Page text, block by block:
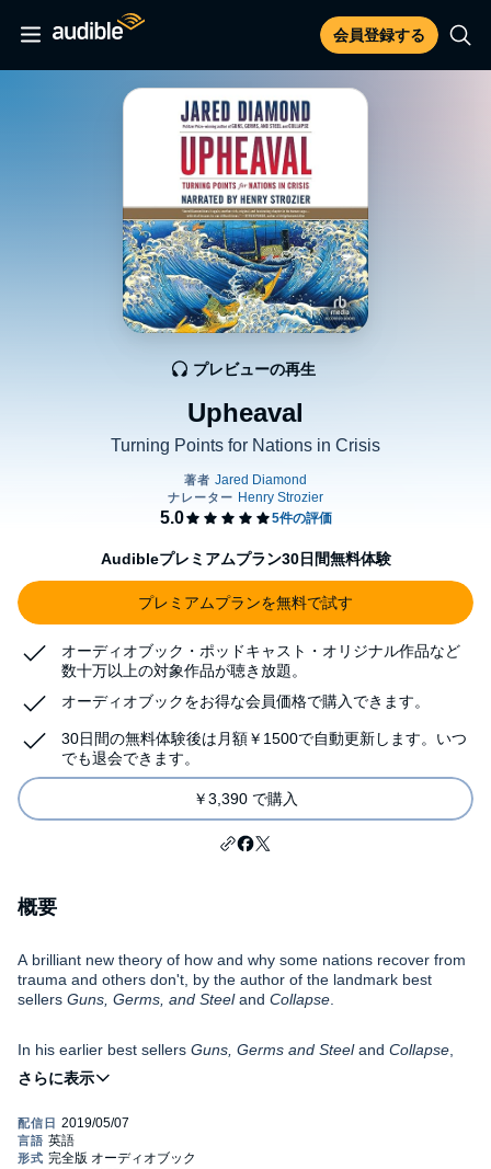
会員登録する
Upheaval
Turning Points for Nations in Crisis
プレビューの再生
Audibleプレミアムプラン30日間無料体験
プレミアムプランを無料で試す
オーディオブック・ポッドキャスト・オリジナル作品など
数十万以上の対象作品が聴き放題。
オーディオブックをお得な会員価格で購入できます。
30日間の無料体験後は月額￥1500で自動更新します。いつ
でも退会できます。
￥3,390 で購入
概要
A brilliant new theory of how and why some nations recover from
trauma and others don't, by the author of the landmark best
sellers Guns, Germs, and Steeland Collapse
In his earlier best sellers Guns, Germs and Steeland Collapse
Jared Diamond transformed our understanding of what makes
civilizations rise and fall. Now, in the final audiobook in this
from crisis through selective change - a coping mechanism more
commonly associated with personal trauma.
In a dazzling comparative study, Diamond shows us how seven